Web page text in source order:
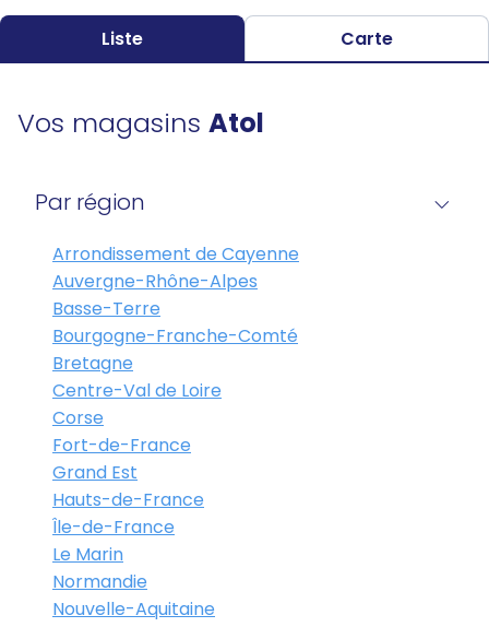
Liste Carte
Vos magasins Atol
Par région
Arrondissement de Cayenne
Auvergne-Rhône-Alpes
Basse-Terre
Bourgogne-Franche-Comté
Bretagne
Centre-Val de Loire
Corse
Fort-de-France
Grand Est
Hauts-de-France
Île-de-France
Le Marin
Normandie
Nouvelle-Aquitaine